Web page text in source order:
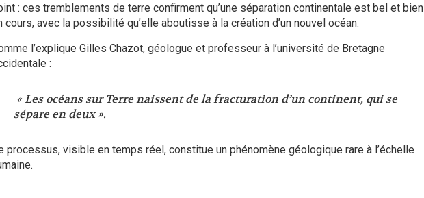
: ces tremblements de terre confirment qu’une séparation continentale est bel et bien
cours, avec la possibilité qu’elle aboutisse à la création d’un nouvel océan.
l’explique Gilles Chazot, géologue et professeur à l’université de Bretagne
:
« Les océans sur Terre naissent de la fracturation d’un continent, qui se
sépare en deux ».
processus, visible en temps réel, constitue un phénomène géologique rare à l’échelle